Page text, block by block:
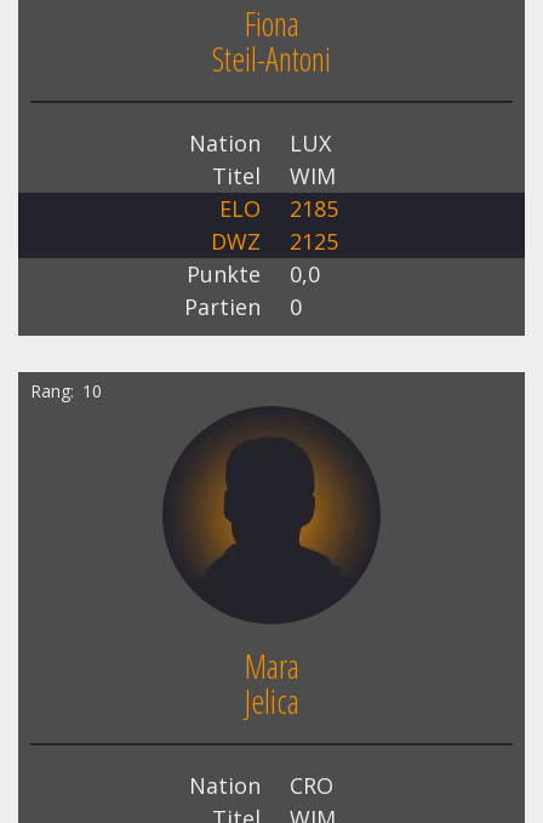
Fiona
Steil-Antoni
Nation
LUX
Titel
WIM
ELO
2185
DWZ
2125
Punkte
0,0
Partien
0
Rang 10
Mara
Jelica
Nation
CRO